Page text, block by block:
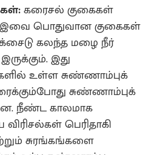
கரைசல் குகைகள்
இவை பொதுவான குகைகள்
கலந்த மழை நீர்
இது
உள்ள சுண்ணாம்புக்
சுண்ணாம்புக்
நீண்ட காலமாக
பெரிதாகி
சுரங்கங்களை